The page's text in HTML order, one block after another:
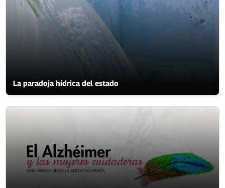
La paradoja hídrica del estado